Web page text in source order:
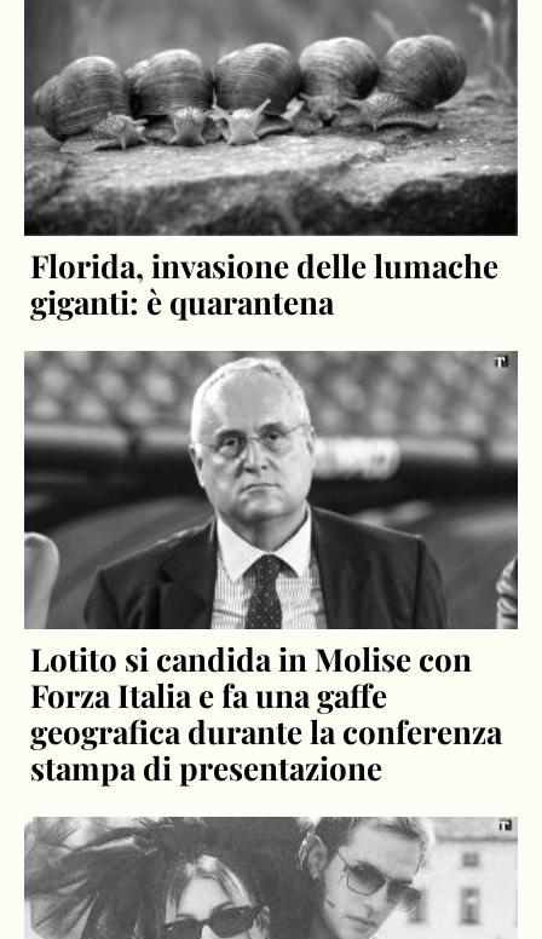
Florida, invasione delle lumache
giganti: è quarantena
Lotito si candida in Molise con
Forza Italia e fa una gaffe
geografica durante la conferenza
stampa di presentazione